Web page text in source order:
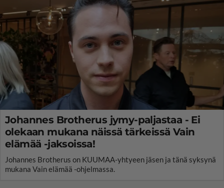
Johannes Brotherus jymy-paljastaa - Ei
olekaan mukana näissä tärkeissä Vain
elämää -jaksoissa!
Johannes Brotherus on KUUMAA-yhtyeen jäsen ja tänä syksynä
mukana Vain elämää -ohjelmassa.